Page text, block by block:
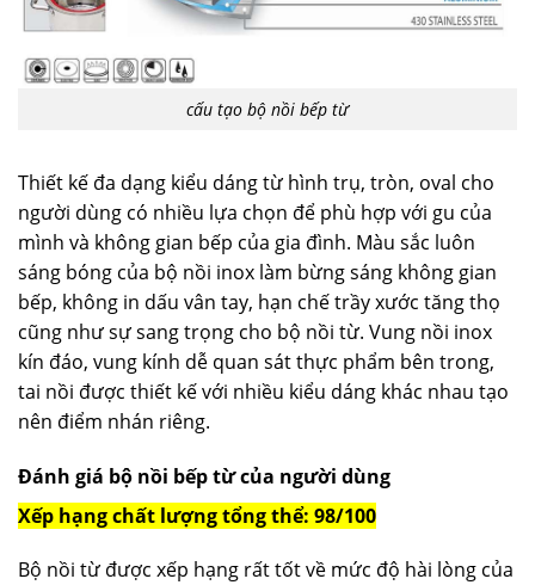
cấu tạo bộ nồi bếp từ
Thiết kế đa dạng kiểu dáng từ hình trụ, tròn, oval cho
người dùng có nhiều lựa chọn để phù hợp với gu của
mình và không gian bếp của gia đình. Màu sắc luôn
sáng bóng của bộ nồi inox làm bừng sáng không gian
bếp, không in dấu vân tay, hạn chế trầy xước tăng thọ
cũng như sự sang trọng cho bộ nồi từ. Vung nồi inox
kín đáo, vung kính dễ quan sát thực phẩm bên trong,
tai nồi được thiết kế với nhiều kiểu dáng khác nhau tạo
nên điểm nhán riêng.
Đánh giá bộ nồi bếp từ của người dùng
Xếp hạng chất lượng tổng thể: 98/100
Bộ nồi từ được xếp hạng rất tốt về mức độ hài lòng của